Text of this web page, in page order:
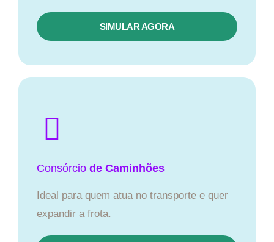
SIMULAR AGORA
Consórcio de Caminhões
Ideal para quem atua no transporte e quer
expandir a frota.